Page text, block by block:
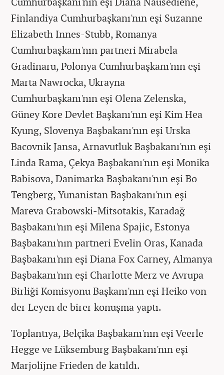
Finlandiya Cumhurbaşkanı'nın eşi Suzanne
Elizabeth Innes-Stubb, Romanya
Cumhurbaşkanı'nın partneri Mirabela
Gradinaru, Polonya Cumhurbaşkanı'nın eşi
Marta Nawrocka, Ukrayna
Cumhurbaşkanı'nın eşi Olena Zelenska,
Güney Kore Devlet Başkanı'nın eşi Kim Hea
Kyung, Slovenya Başbakanı'nın eşi Urska
Bacovnik Jansa, Arnavutluk Başbakanı'nın eşi
Linda Rama, Çekya Başbakanı'nın eşi Monika
Babisova, Danimarka Başbakanı'nın eşi Bo
Tengberg, Yunanistan Başbakanı'nın eşi
Mareva Grabowski-Mitsotakis, Karadağ
Başbakanı'nın eşi Milena Spajic, Estonya
Başbakanı'nın partneri Evelin Oras, Kanada
Başbakanı'nın eşi Diana Fox Carney, Almanya
Başbakanı'nın eşi Charlotte Merz ve Avrupa
Birliği Komisyonu Başkanı'nın eşi Heiko von
der Leyen de birer konuşma yaptı.
Toplantıya, Belçika Başbakanı'nın eşi Veerle
Hegge ve Lüksemburg Başbakanı'nın eşi
Marjolijne Frieden​​​​​​​ de katıldı.